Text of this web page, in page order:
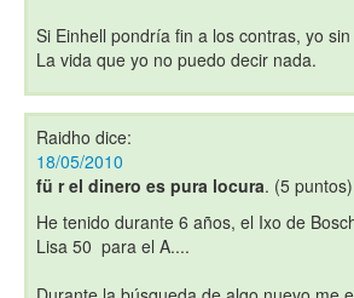
Si Einhell pondría fin a los contras, yo
La vida que yo no puedo decir nada.
Raidho dice:
18/05/2010
fü r el dinero es pura locura. (5
He tenido durante 6 años, el Ixo de
Lisa 50  para el A....